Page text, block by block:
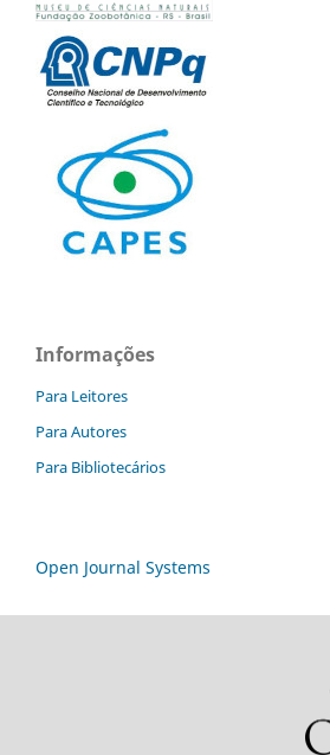
Informações
Para Leitores
Para Autores
Para Bibliotecários
Open Journal Systems